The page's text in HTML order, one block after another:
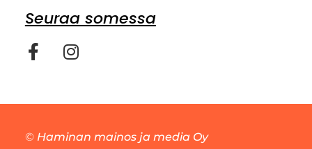
Seuraa somessa
© Haminan mainos ja media Oy